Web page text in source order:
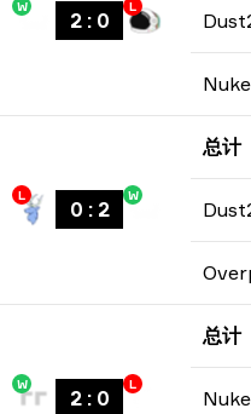
W
2: 0
L
Nuke
L
0 : 2
W
总计
W
2: 0
L
总计
Nuke